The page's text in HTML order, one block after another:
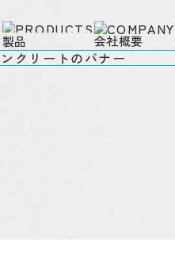
製品 会社概要